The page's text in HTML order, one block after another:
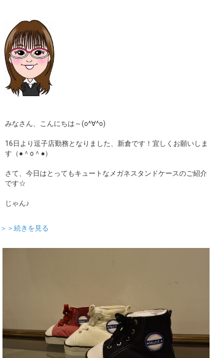
みなさん、こんにちは～(o^∀^o)
16日より逗子店勤務となりました、新倉です！宜しくお願いしま
す（●＾o＾●）
さて、今日はとってもキュートなメガネスタンドケースのご紹介
です☆
じゃん♪
＞＞続きを見る